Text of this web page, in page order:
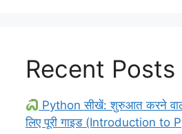
Recent Posts
Python सीखें: शुरुआत करने
लिए पूरी गाइड (Introduction to